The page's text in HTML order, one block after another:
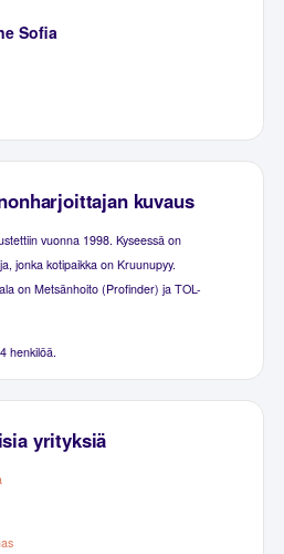
Sofia
kuvaus
vuonna 1998. Kyseessä on
jonka kotipaikka on Kruunupyy.
on Metsänhoito (Profinder) ja TOL-
henkilöä.
yrityksiä